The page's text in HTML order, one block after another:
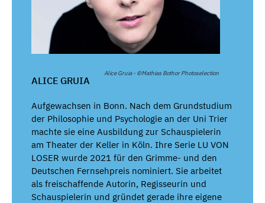
Alice Gruia - ©Mathias Bothor Photoselection
ALICE GRUIA
Aufgewachsen in Bonn. Nach dem Grundstudium
der Philosophie und Psychologie an der Uni Trier
machte sie eine Ausbildung zur Schauspielerin
am Theater der Keller in Köln. Ihre Serie LU VON
LOSER wurde 2021 für den Grimme- und den
Deutschen Fernsehpreis nominiert. Sie arbeitet
als freischaffende Autorin, Regisseurin und
Schauspielerin und gründet gerade ihre eigene